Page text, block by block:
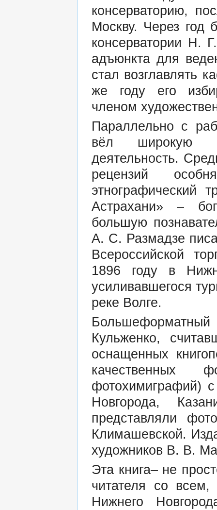
консерваторию,
Москву. Через год
консерватории Н.
адъюнкта для
стал возглавлять
же году его
членом
Параллельно с
вёл широкую
деятельность.
рецензий
этнографический
Астрахани» –
большую
А. С. Размадзе
Всероссийской
1896 году в
усиливавшегося
реке Волге.
Кульженко,
оснащенных
качественных
фотохимиграфий)
Новгорода,
представляли
Климашевской.
художников В. В.
Эта книга– не
читателя со
Нижнего